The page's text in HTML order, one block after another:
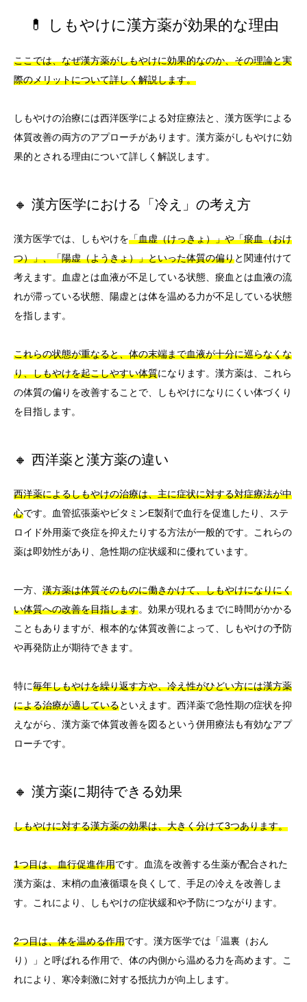
💊 しもやけに漢方薬が効果的な理由
ここでは、なぜ漢方薬がしもやけに効果的なのか、その理論と実
際のメリットについて詳しく解説します。
しもやけの治療には西洋医学による対症療法と、漢方医学による
体質改善の両方のアプローチがあります。漢方薬がしもやけに効
果的とされる理由について詳しく解説します。
🔸 漢方医学における「冷え」の考え方
漢方医学では、しもやけを「血虚（けっきょ）」や「瘀血（おけ
つ）」、「陽虚（ようきょ）」といった体質の偏りと関連付けて
考えます。血虚とは血液が不足している状態、瘀血とは血液の流
れが滞っている状態、陽虚とは体を温める力が不足している状態
を指します。
これらの状態が重なると、体の末端まで血液が十分に巡らなくな
り、しもやけを起こしやすい体質になります。漢方薬は、これら
の体質の偏りを改善することで、しもやけになりにくい体づくり
を目指します。
🔸 西洋薬と漢方薬の違い
西洋薬によるしもやけの治療は、主に症状に対する対症療法が中
心です。血管拡張薬やビタミンE製剤で血行を促進したり、ステ
ロイド外用薬で炎症を抑えたりする方法が一般的です。これらの
薬は即効性があり、急性期の症状緩和に優れています。
一方、 漢方薬は体質そのものに働きかけて、しもやけになりにく
い体質への改善を目指します。効果が現れるまでに時間がかかる
こともありますが、根本的な体質改善によって、しもやけの予防
や再発防止が期待できます。
特に毎年しもやけを繰り返す方や、冷え性がひどい方には漢方薬
による治療が適しているといえます。西洋薬で急性期の症状を抑
えながら、漢方薬で体質改善を図るという併用療法も有効なアプ
ローチです。
🔸 漢方薬に期待できる効果
しもやけに対する漢方薬の効果は、大きく分けて3つあります。
1つ目は、血行促進作用です。血流を改善する生薬が配合された
漢方薬は、末梢の血液循環を良くして、手足の冷えを改善しま
す。これにより、しもやけの症状緩和や予防につながります。
2つ目は、体を温める作用です。漢方医学では「温裏（おん
り）」と呼ばれる作用で、体の内側から温める力を高めます。こ
れにより、寒冷刺激に対する抵抗力が向上します。